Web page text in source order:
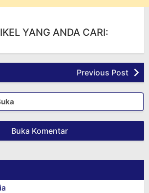
YANG ANDA CARI:
Previous Post
Buka Komentar